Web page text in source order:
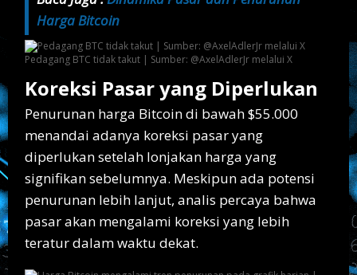
Harga Bitcoin
Pedagang BTC tidak takut | Sumber: @AxelAdlerJr melalui X
Koreksi Pasar yang Diperlukan
Penurunan harga Bitcoin di bawah $55.000
menandai adanya koreksi pasar yang
diperlukan setelah lonjakan harga yang
signifikan sebelumnya. Meskipun ada potensi
penurunan lebih lanjut, analis percaya bahwa
pasar akan mengalami koreksi yang lebih
teratur dalam waktu dekat.